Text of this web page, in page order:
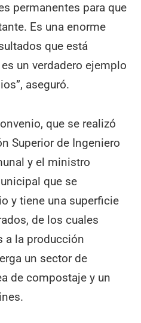
permanentes para que
Es una enorme
que está
un verdadero ejemplo
aseguró.
que se realizó
Superior de Ingeniero
y el ministro
que se
y tiene una superficie
de los cuales
a la producción
un sector de
de compostaje y un